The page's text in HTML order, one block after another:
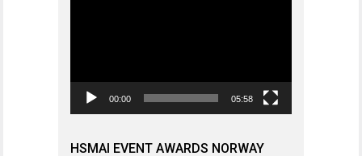
00:00 05:58
HSMAI EVENT AWARDS NORWAY